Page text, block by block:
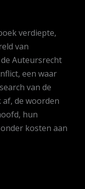
verdiepte,
van
Auteursrecht
een waar
van de
de woorden
hun
kosten aan